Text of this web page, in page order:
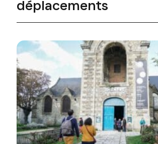
déplacements